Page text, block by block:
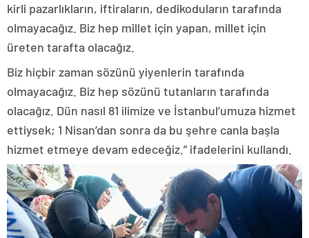
kirli pazarlıkların, iftiraların, dedikoduların tarafında
olmayacağız. Biz hep millet için yapan, millet için
üreten tarafta olacağız.
Biz hiçbir zaman sözünü yiyenlerin tarafında
olmayacağız. Biz hep sözünü tutanların tarafında
olacağız. Dün nasıl 81 ilimize ve İstanbul’umuza hizmet
ettiysek; 1 Nisan’dan sonra da bu şehre canla başla
hizmet etmeye devam edeceğiz.” ifadelerini kullandı.